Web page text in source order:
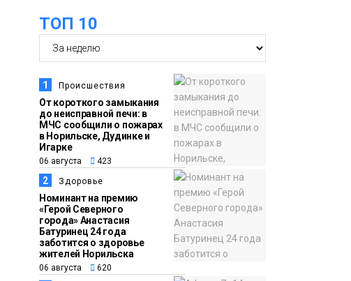
Образование
14:36
Плато
Путорана
На плато Путорана
создадут систему
наблюдения за вечной
мерзлотой и очистят
территорию от мусора
13:47
06 августа
Новости
Заполярный
транспортный филиал
в Дудинке
заасфальтировал 47
тысяч «квадратов»
грузовых площадок
ТОП 10
1 Происшествия
От короткого замыкания
до неисправной печи: в
МЧС сообщили о пожарах
в Норильске, Дудинке и
Игарке
06 августа 423
2 Здоровье
Номинант на премию
«Герой Северного
города» Анастасия
Батуринец 24 года
заботится о здоровье
жителей Норильска
06 августа 620